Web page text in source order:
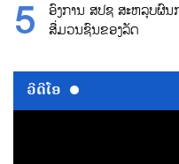
ອົງການ ສປຊ ສະຫລຸບຜົນ
ສື່ມວນຊົນຂອງລັດ
ວີດີໂອ